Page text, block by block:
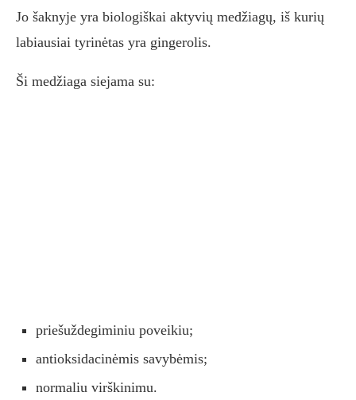
Jo šaknyje yra biologiškai aktyvių medžiagų, iš kurių
labiausiai tyrinėtas yra gingerolis.
Ši medžiaga siejama su:
priešuždegiminiu poveikiu;
antioksidacinėmis savybėmis;
normaliu virškinimu.